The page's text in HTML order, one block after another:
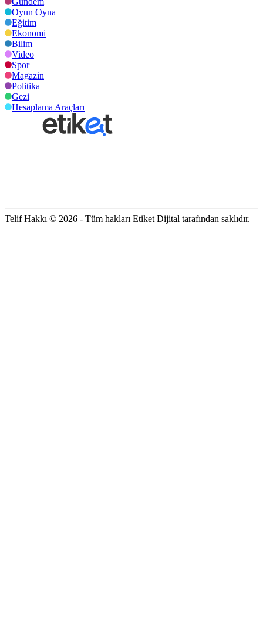
Oyun Oyna
Eğitim
Ekonomi
Bilim
Video
Spor
Magazin
Politika
Gezi
Hesaplama Araçları
Telif Hakkı © 2026 - Tüm hakları Etiket Dijital tarafından saklıdır.